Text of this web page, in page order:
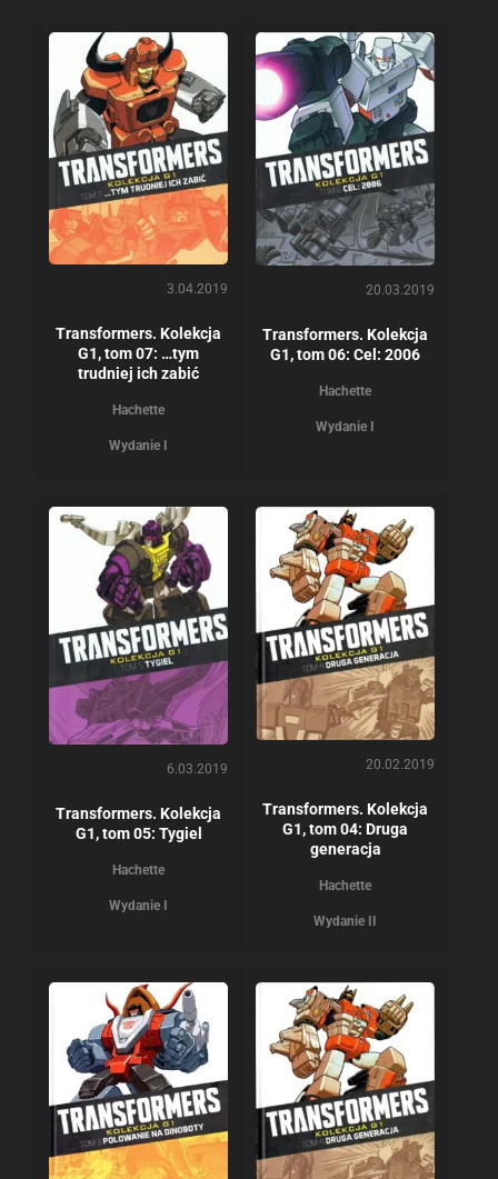
3.04.2019
Transformers. Kolekcja
G1, tom 07: …tym
trudniej ich zabić
Hachette
Wydanie I
20.03.2019
Transformers. Kolekcja
G1, tom 06: Cel: 2006
Hachette
Wydanie I
6.03.2019
Transformers. Kolekcja
G1, tom 05: Tygiel
Hachette
Wydanie I
20.02.2019
Transformers. Kolekcja
G1, tom 04: Druga
generacja
Hachette
Wydanie II